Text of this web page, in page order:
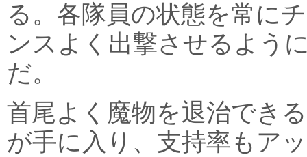
る。各隊員の状態を常に
ンスよく出撃させるよう
だ。
首尾よく魔物を退治でき
が手に入り、支持率もア